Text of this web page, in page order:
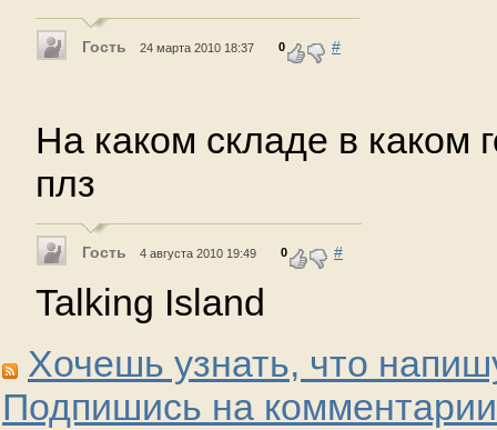
Гость 24 марта 2010 18:37 0 #
На каком складе в каком
плз
Гость 4 августа 2010 19:49 0 #
Talking Island
Хочешь узнать, что
Подпишись на